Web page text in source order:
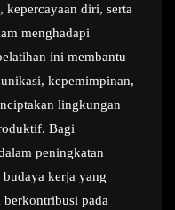
kepercayaan diri, serta
menghadapi
ini membantu
kepemimpinan,
lingkungan
Bagi
peningkatan
kerja yang
pada